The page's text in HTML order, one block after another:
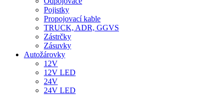
Pojistky
Propojovací kable
TRUCK, ADR, GGVS
Zástrčky
Zásuvky
Autožárovky
12V
12V LED
24V
24V LED